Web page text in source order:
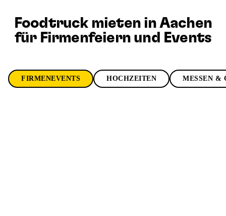
Foodtruck mieten in Aachen
für Firmenfeiern und Events
FIRMENEVENTS HOCHZEITEN MESSEN &